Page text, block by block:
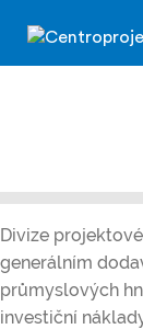
Divize
generálním
průmyslových
investiční